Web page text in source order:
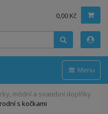
0,00 Kč
Menu
módní a svatební doplňky
s kočkami